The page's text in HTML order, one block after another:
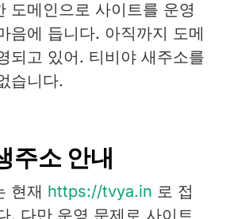
도메인으로 사이트를 운영
음에 듭니다. 아직까지 도메
되고 있어. 티비야 새주소를
습니다.
주소 안내
현재 https://tvya.in 로 접
. 다만 운영 문제로 사이트